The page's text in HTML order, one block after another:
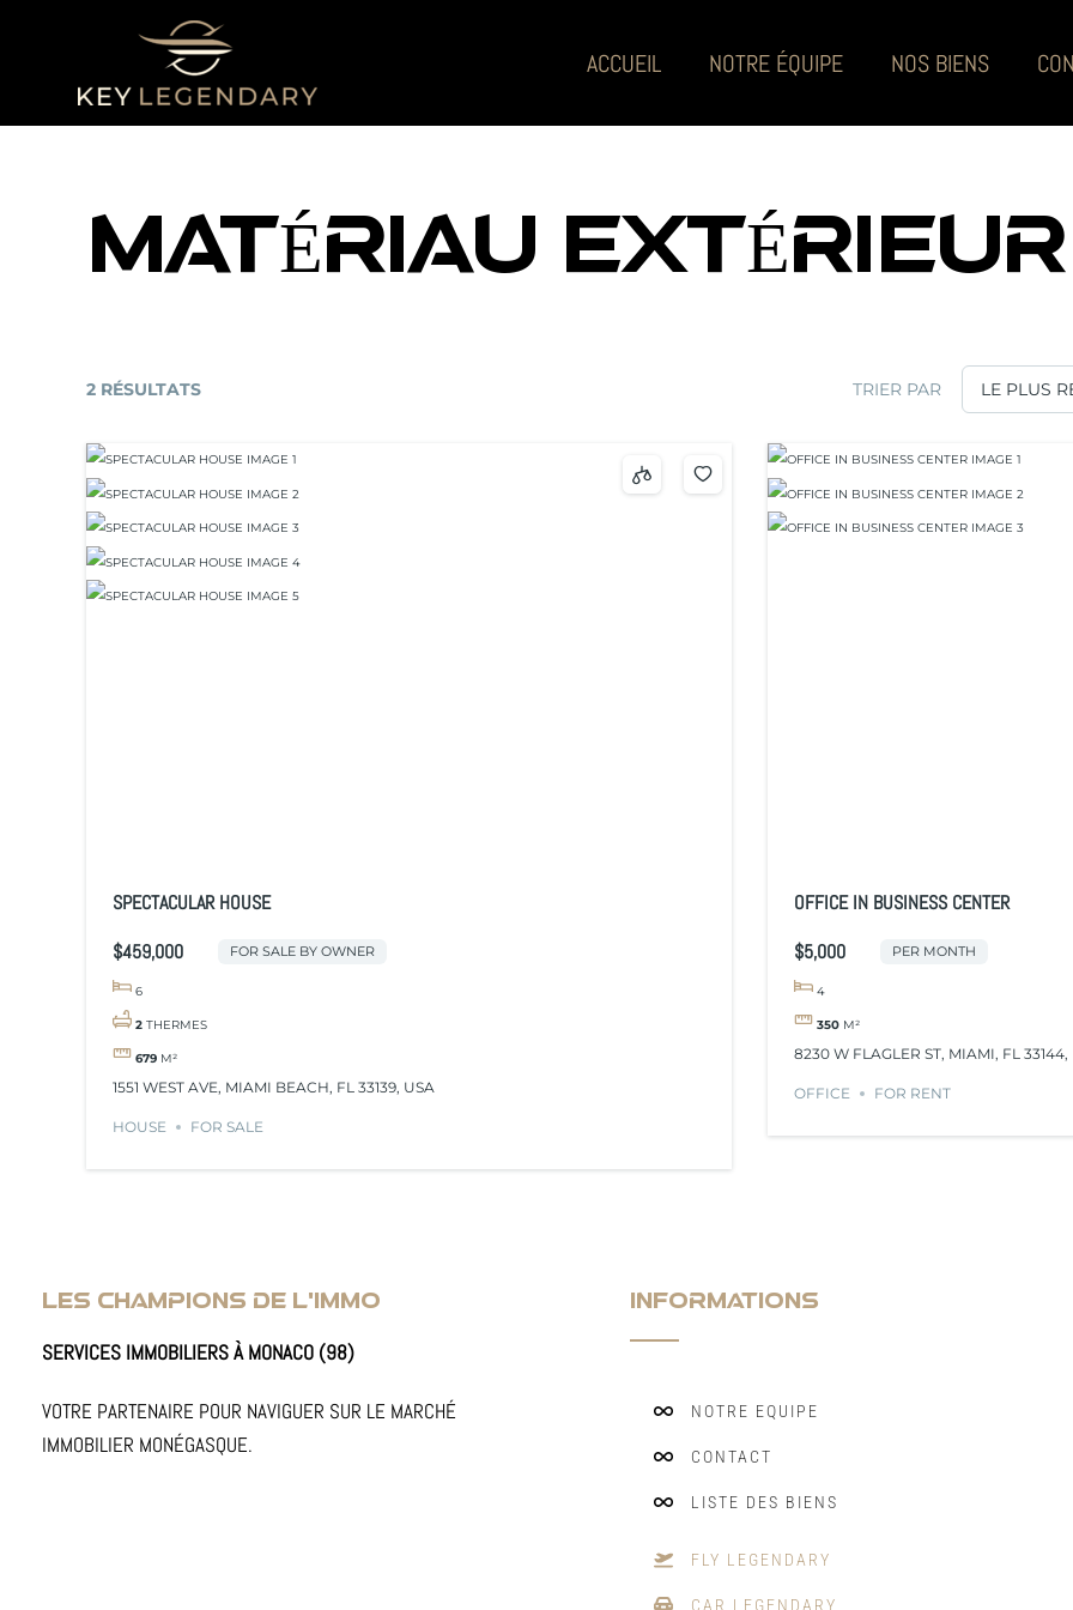
ACCUEIL NOTRE ÉQUIPE NOS BIENS
MATÉRIAU
2 RÉSULTATS TRIER PAR
SPECTACULAR HOUSE
$459,000
FOR SALE BY OWNER
6
2 THERMES
679 M²
1551 WEST AVE, MIAMI BEACH, FL 33139, USA
HOUSE FOR SALE
OFFICE IN BUSINESS CENTER
$5,000
PER MONTH
4
350 M²
8230 W FLAGLER ST, MIAMI, FL 33144,
OFFICE FOR RENT
LES CHAMPIONS DE L'IMMO
SERVICES IMMOBILIERS À MONACO (98)
VOTRE PARTENAIRE POUR NAVIGUER SUR LE MARCHÉ
IMMOBILIER MONÉGASQUE.
INFORMATIONS
NOTRE EQUIPE
CONTACT
LISTE DES BIENS
FLY LEGENDARY
CAR LEGENDARY